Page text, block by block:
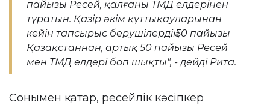
пайызы Ресей, қалғаны ТМД елдерінен
тұратын. Қазір әкім құттықауларынан
кейін тапсырыс берушілердің 50 пайызы
Қазақстаннан, артық 50 пайызы Ресей
мен ТМД елдері боп шықты", - дейді Рита.
Сонымен қатар, ресейлік кәсіпкер